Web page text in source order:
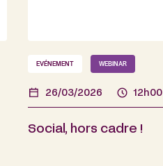
EVÉNEMENT WEBINAR
26/03/2026 12h00
Social, hors cadre !